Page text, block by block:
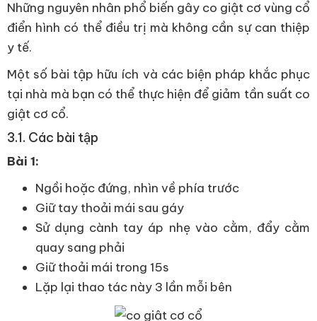
Những nguyên nhân phổ biến gây co giật cơ vùng cổ
điển hình có thể điều trị mà không cần sự can thiệp
y tế.
Một số bài tập hữu ích và các biện pháp khắc phục
tại nhà mà bạn có thể thực hiện để giảm tần suất co
giật cơ cổ.
3.1. Các bài tập
Bài 1:
Ngồi hoặc đứng, nhìn về phía trước
Giữ tay thoải mái sau gáy
Sử dụng cành tay áp nhẹ vào cằm, đẩy cằm
quay sang phải
Giữ thoải mái trong 15s
Lặp lại thao tác này 3 lần mỗi bên